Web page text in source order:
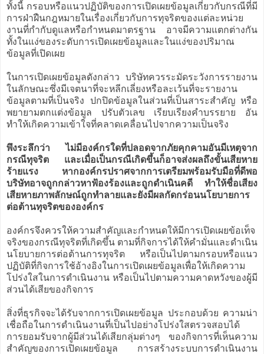
ทั้งนี้ กรอบหรือแนวปฏิบัติของการเปิดเผยข้อมูลเกี่ยวกับกรณีที่มี
การฝ่าฝืนกฎหมายในเรื่องเกี่ยวกับการทุจริตของแต่ละหน่วย
งานที่กำกับดูแลหรือกำหนดมาตรฐาน อาจมีความแตกต่างกัน
ทั้งในแง่ของระดับการเปิดเผยข้อมูลและในแง่ของปริมาณ
ข้อมูลที่เปิดเผย
ในการเปิดเผยข้อมูลดังกล่าว บริษัทควรระมัดระวังการรายงาน
ในลักษณะซึ่งมีเจตนาที่จะหลีกเลี่ยงหรือละเว้นที่จะรายงาน
ข้อมูลตามที่เป็นจริง ปกปิดข้อมูลในส่วนที่เป็นสาระสำคัญ หรือ
พยายามตกแต่งข้อมูล ปรับตัวเลข เรียบเรียงคำบรรยาย อัน
ทำให้เกิดความเข้าใจที่คลาดเคลื่อนไปจากความเป็นจริง
พึงระลึกว่า ไม่มีองค์กรใดที่ปลอดจากภัยคุกคามอันมีเหตุจาก
กรณีทุจริต และเมื่อเป็นกรณีเกิดขึ้นก็อาจส่งผลถึงขั้นเสียหาย
ร้ายแรง หากองค์กรปราศจากการเตรียมพร้อมรับมือที่ดีพอ
บริษัทอาจถูกกล่าวหาฟ้องร้องและถูกดำเนินคดี ทำให้ชื่อเสียง
เสียหายภาพลักษณ์ถูกทำลายและยังมีผลกัดกร่อนนโยบายการ
ต่อต้านทุจริตขององค์กร
องค์กรจึงควรให้ความสำคัญและกำหนดให้มีการเปิดเผยข้อเท็จ
จริงของกรณีทุจริตที่เกิดขึ้น ตามที่กิจการได้ให้คำมั่นและดำเนิน
นโยบายการต่อต้านการทุจริต หรือเป็นไปตามกรอบหรือแนว
ปฏิบัติที่กิจการใช้อ้างอิงในการเปิดเผยข้อมูลเพื่อให้เกิดความ
โปร่งใสในการดำเนินงาน หรือเป็นไปตามความคาดหวังของผู้มี
ส่วนได้เสียของกิจการ
สิ่งที่ธุรกิจจะได้รับจากการเปิดเผยข้อมูล ประกอบด้วย ความน่า
เชื่อถือในการดำเนินงานที่เป็นไปอย่างโปร่งใสตรวจสอบได้
การยอมรับจากผู้มีส่วนได้เสียกลุ่มต่างๆ ของกิจการที่เห็นความ
สำคัญของการเปิดเผยข้อมูล การสร้างระบบการดำเนินงาน